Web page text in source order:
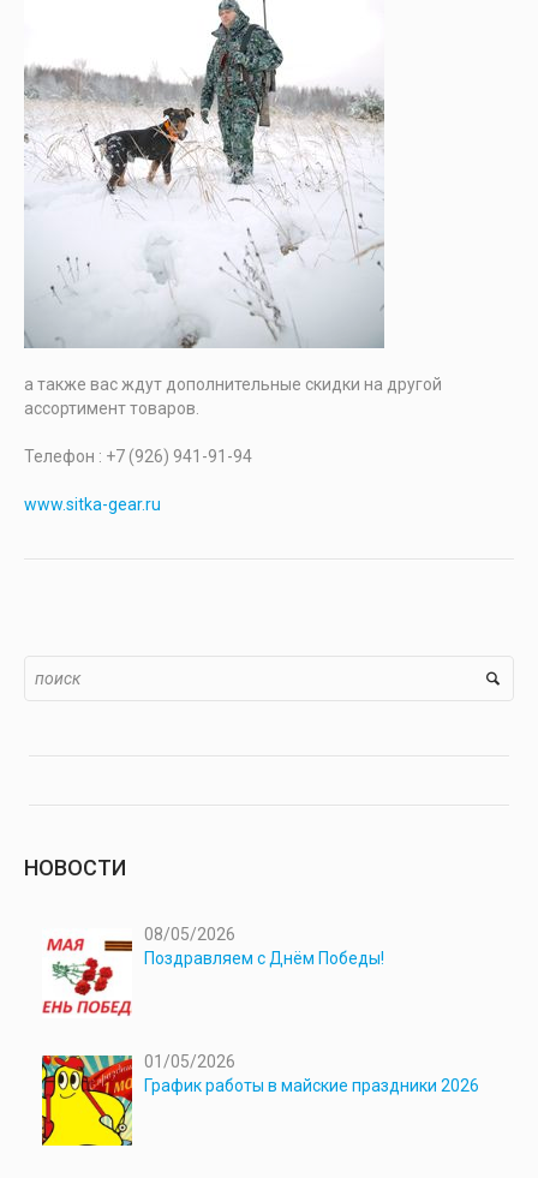
а также вас ждут дополнительные скидки на другой
ассортимент товаров.
Телефон : +7 (926) 941-91-94
www.sitka-gear.ru
НОВОСТИ
08/05/2026
Поздравляем с Днём Победы!
01/05/2026
График работы в майские праздники 2026